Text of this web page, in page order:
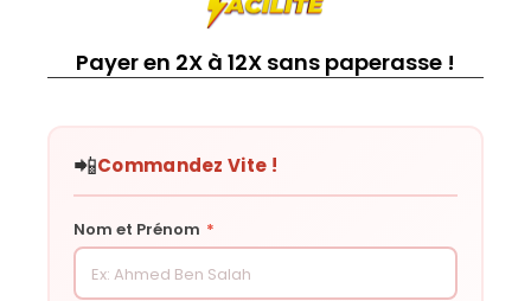
Payer en 2X à 12X sans paperasse !
📲Commandez Vite !
Nom et Prénom *